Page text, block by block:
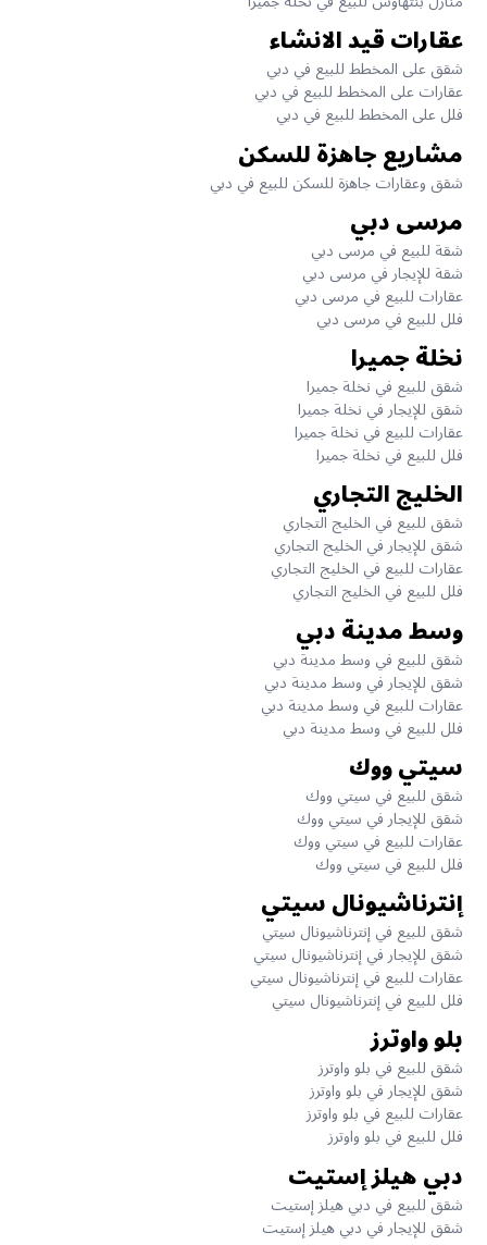
عقارات قيد الانشاء
شقق على المخطط للبيع في دبي
عقارات على المخطط للبيع في دبي
فلل على المخطط للبيع في دبي
مشاريع جاهزة للسكن
شقق وعقارات جاهزة للسكن للبيع في دبي
مرسى دبي
شقة للبيع في مرسى دبي
شقة للإيجار في مرسى دبي
عقارات للبيع في مرسى دبي
فلل للبيع في مرسى دبي
نخلة جميرا
شقق للبيع في نخلة جميرا
شقق للإيجار في نخلة جميرا
عقارات للبيع في نخلة جميرا
فلل للبيع في نخلة جميرا
الخليج التجاري
شقق للبيع في الخليج التجاري
شقق للإيجار في الخليج التجاري
عقارات للبيع في الخليج التجاري
فلل للبيع في الخليج التجاري
وسط مدينة دبي
شقق للبيع في وسط مدينة دبي
شقق للإيجار في وسط مدينة دبي
عقارات للبيع في وسط مدينة دبي
فلل للبيع في وسط مدينة دبي
سيتي ووك
شقق للبيع في سيتي ووك
شقق للإيجار في سيتي ووك
عقارات للبيع في سيتي ووك
فلل للبيع في سيتي ووك
إنترناشيونال سيتي
شقق للبيع في إنترناشيونال سيتي
شقق للإيجار في إنترناشيونال سيتي
عقارات للبيع في إنترناشيونال سيتي
فلل للبيع في إنترناشيونال سيتي
بلو واوترز
شقق للبيع في بلو واوترز
شقق للإيجار في بلو واوترز
عقارات للبيع في بلو واوترز
فلل للبيع في بلو واوترز
دبي هيلز إستيت
شقق للبيع في دبي هيلز إستيت
شقق للإيجار في دبي هيلز إستيت